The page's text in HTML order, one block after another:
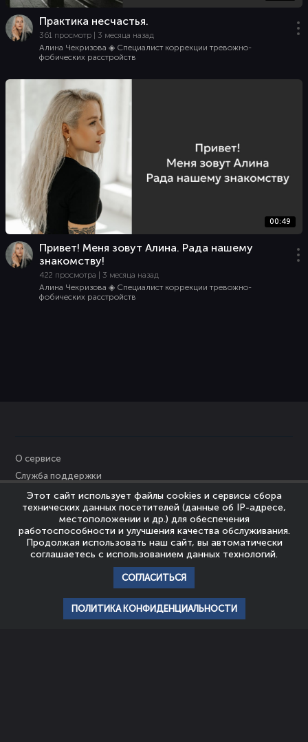
Практика несчастья.
361 просмотр | 3 месяца назад
Алина Чекризова ◈ Специалист коррекции тревожно-
фобических расстройств
00:49
Привет! Меня зовут Алина. Рада нашему
знакомству!
422 просмотра | 3 месяца назад
Алина Чекризова ◈ Специалист коррекции тревожно-
фобических расстройств
О сервисе
Служба поддержки
Персональные данные
Политика Cookies
Пользовательское соглашение
Политика конфиденциальности
© Nevrozy-Megapolisa, 2023
Все права защищены
профиль популярное история
Этот сайт использует файлы cookies и сервисы сбора
технических данных посетителей (данные об IP-адресе,
местоположении и др.) для обеспечения
работоспособности и улучшения качества обслуживания.
Продолжая использовать наш сайт, вы автоматически
соглашаетесь с использованием данных технологий.
СОГЛАСИТЬСЯ
ПОЛИТИКА КОНФИДЕНЦИАЛЬНОСТИ